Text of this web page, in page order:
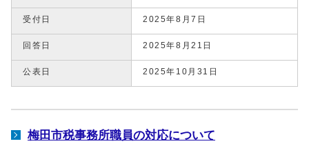
受付日 2025年8月7日
回答日 2025年8月21日
公表日 2025年10月31日
梅田市税事務所職員の対応について